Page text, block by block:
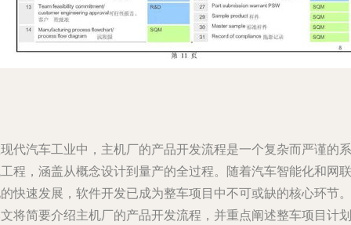
代汽车工业中，主机厂的产品开发流程是一个复杂而严谨的系
程，涵盖从概念设计到量产的全过程。随着汽车智能化和网联
快速发展，软件开发已成为整车项目中不可或缺的核心环节。
将简要介绍主机厂的产品开发流程，并重点阐述整车项目计划